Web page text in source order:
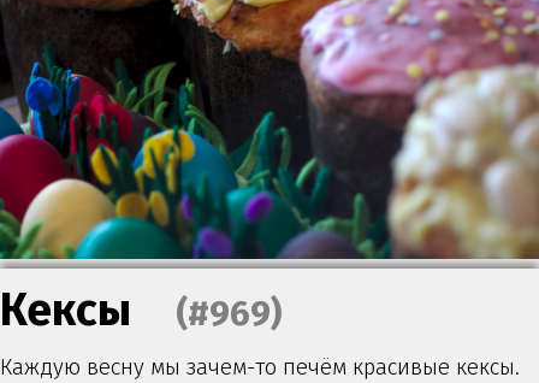
Кексы (#969)
Каждую весну мы зачем-то печём красивые кексы.